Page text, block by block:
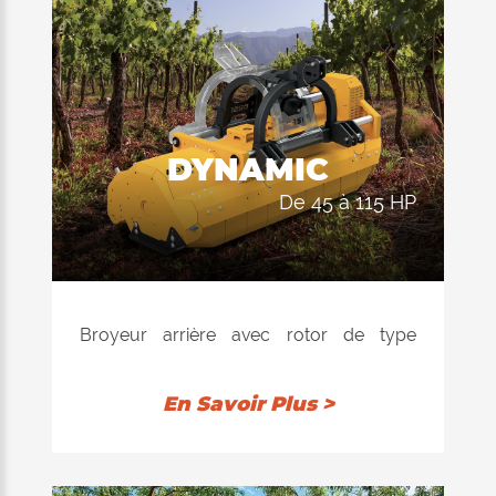
DYNAMIC
de 45 à 115 HP
Broyeur arrière avec rotor de type
disponible avec marteaux ou couteaux.
de diamètre. L'équipement de hachage
En Savoir Plus >